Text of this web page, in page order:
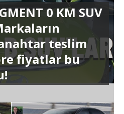
0 KM SUV
teslim
fiyatlar bu